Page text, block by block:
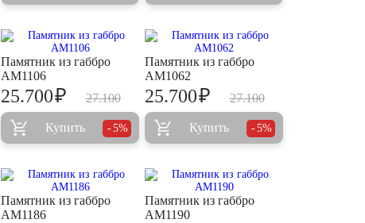
Памятник из габбро
AM1106
27.100
25.700₽
Купить 5%
Памятник из габбро
AM1062
27.100
25.700₽
Купить 5%
Памятник из габбро
AM1186
Памятник из габбро
AM1190